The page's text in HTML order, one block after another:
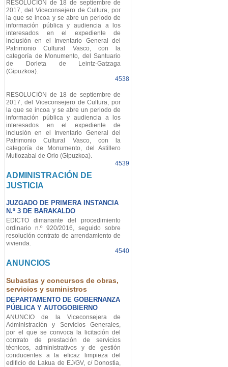
RESOLUCIÓN de 18 de septiembre de
2017, del Viceconsejero de Cultura, por
la que se incoa y se abre un periodo de
información pública y audiencia a los
interesados en el expediente de
inclusión en el Inventario General del
Patrimonio Cultural Vasco, con la
categoría de Monumento, del Santuario
de Dorleta de Leintz-Gatzaga
(Gipuzkoa).
4538
RESOLUCIÓN de 18 de septiembre de
2017, del Viceconsejero de Cultura, por
la que se incoa y se abre un periodo de
información pública y audiencia a los
interesados en el expediente de
inclusión en el Inventario General del
Patrimonio Cultural Vasco, con la
categoría de Monumento, del Astillero
Mutiozabal de Orio (Gipuzkoa).
4539
ADMINISTRACIÓN DE
JUSTICIA
JUZGADO DE PRIMERA INSTANCIA
N.º 3 DE BARAKALDO
EDICTO dimanante del procedimiento
ordinario n.º 920/2016, seguido sobre
resolución contrato de arrendamiento de
vivienda.
4540
ANUNCIOS
Subastas y concursos de obras,
servicios y suministros
DEPARTAMENTO DE GOBERNANZA
PÚBLICA Y AUTOGOBIERNO
ANUNCIO de la Viceconsejera de
Administración y Servicios Generales,
por el que se convoca la licitación del
contrato de prestación de servicios
técnicos, administrativos y de gestión
conducentes a la eficaz limpieza del
edificio de Lakua de EJ/GV, c/ Donostia,